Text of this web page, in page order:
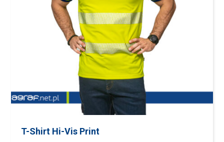
T-Shirt Hi-Vis Print